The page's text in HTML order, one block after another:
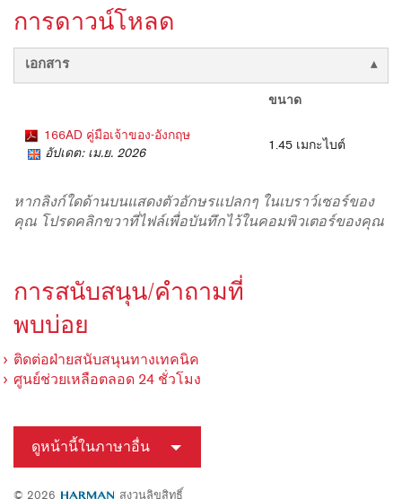
ภาษา/ภูมิภาค
การดาวน์โหลด
เอกสาร
ขนาด
166AD คู่มือเจ้าของ-อังกฤษ
อัปเดต: เม.ย. 2026
1.45 เมกะไบต์
หากลิงก์ใดด้านบนแสดงตัวอักษรแปลกๆ ในเบราว์เซอร์ของ
คุณ โปรดคลิกขวาที่ไฟล์เพื่อบันทึกไว้ในคอมพิวเตอร์ของคุณ
การสนับสนุน/คำถามที่
พบบ่อย
ติดต่อฝ่ายสนับสนุนทางเทคนิค
ศูนย์ช่วยเหลือตลอด 24 ชั่วโมง
ดูหน้านี้ในภาษาอื่น
© 2026 สงวนลิขสิทธิ์